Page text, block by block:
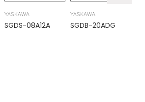
YASKAWA
SGDS-08A12A
YASKAWA
SGDB-20ADG